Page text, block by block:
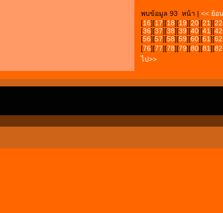
พบข้อมูล 93 หน้า | << ย้อ
[16][17][18][19][20][21][22
[36][37][38][39][40][41][42
[56][57][58][59][60][61][62
[76][77][78][79][80][81][82
ไป>>